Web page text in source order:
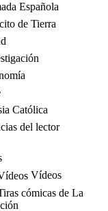
Española
de Tierra
Católica
del lector
Vídeos